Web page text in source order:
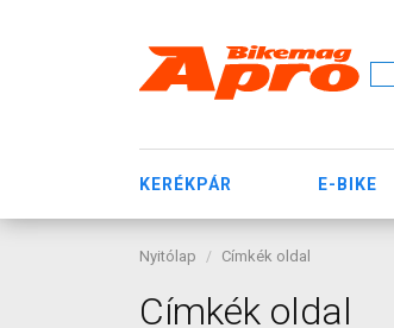
KERÉKPÁR E-BIKE
Nyitólap Címkék oldal
Címkék oldal